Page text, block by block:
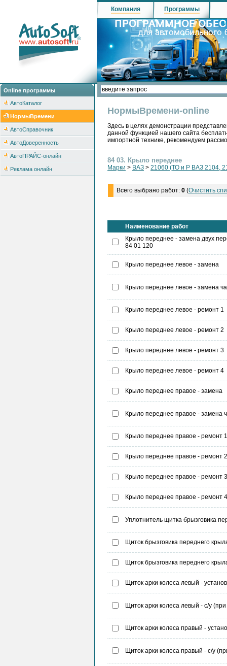
Online программы
АвтоКаталог
НормыВремени
АвтоСправочник
АвтоДоверенность
АвтоПРАЙС-онлайн
Реклама онлайн
Компания Программы
НормыВремени-online
Здесь в целях демонстрации
данной функцией нашего сайта
импортной технике, рекомендуем
84 03. Крыло переднее
Марки > ВАЗ > 21060 (ТО и Р ВАЗ 2104,
Всего выбрано работ: 0 (Очистить
Наименование работ
Крыло переднее - замена двух
84 01 120
Крыло переднее левое - замена
Крыло переднее левое - замена
Крыло переднее левое - ремонт 1
Крыло переднее левое - ремонт 2
Крыло переднее левое - ремонт 3
Крыло переднее левое - ремонт 4
Крыло переднее правое - замена
Крыло переднее правое - замена
Крыло переднее правое - ремонт 1
Крыло переднее правое - ремонт 2
Крыло переднее правое - ремонт 3
Крыло переднее правое - ремонт 4
Уплотнитель щитка брызговика
Щиток брызговика переднего
Щиток брызговика переднего
Щиток арки колеса левый -
Щиток арки колеса левый - с/у
Щиток арки колеса правый -
Щиток арки колеса правый - с/у